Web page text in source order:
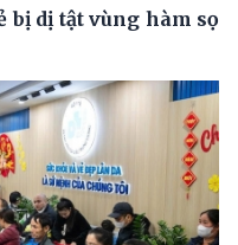
bị dị tật vùng hàm sọ